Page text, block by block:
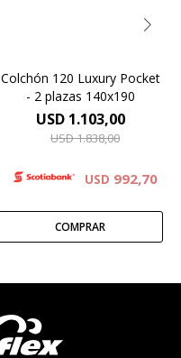
Colchón 120 Luxury Pocket
- 2 plazas 140x190
USD 1.103,00
USD1.838,00
USD 992,70